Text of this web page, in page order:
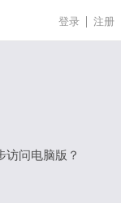
登录 注册
访问电脑版？